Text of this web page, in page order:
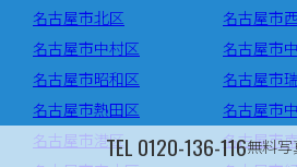
名古屋市北区
名古屋市
名古屋市中村区
名古屋市
名古屋市昭和区
名古屋市
名古屋市熱田区
名古屋市
名古屋市港区
名古屋市
TEL 0120-136-116無料写